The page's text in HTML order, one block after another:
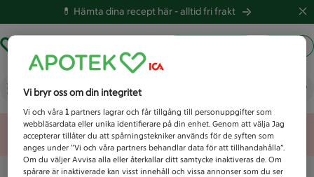
💊 Hämta dina recept här -alltid fri frakt
Vad letar du efter idag?
Unknown error
Vi bryr oss om din integritet
Vi och våra1 partners lagrar och får tillgång till personuppgifter som
webbläsardata eller unika identifierare på din enhet. Genom att välja Jag
accepterar tillåter du att spårningstekniker används för de syften som
anges under ”Vi och våra partners behandlar data för att tillhandahålla”.
Om du väljer Avvisa alla eller återkallar ditt samtycke inaktiveras de. Om
spårare är inaktiverade kan visst innehåll och vissa annonser som du ser